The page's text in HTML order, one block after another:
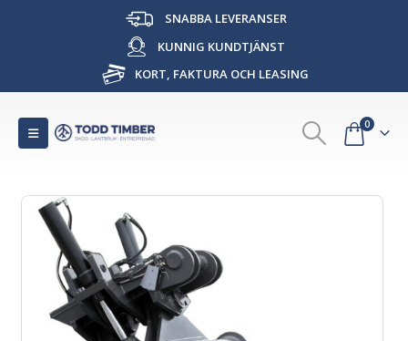
SNABBA LEVERANSER
KUNNIG KUNDTJÄNST
KORT, FAKTURA OCH LEASING
0